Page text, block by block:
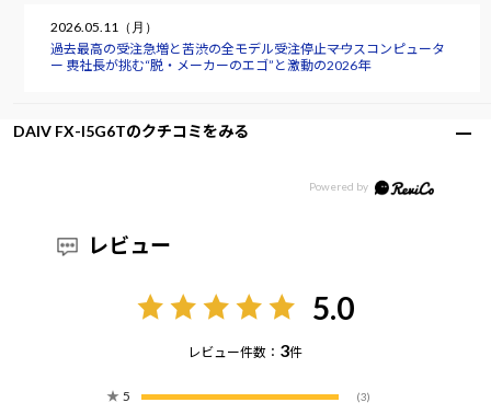
2026.05.11（月）
過去最高の受注急増と苦渋の全モデル受注停止――マウスコンピュータ
ー 軣社長が挑む“脱・メーカーのエゴ”と激動の2026年
DAIV FX-I5G6Tのクチコミをみる
レビュー
5.0
レビュー件数： 3件
★ 5 (3)